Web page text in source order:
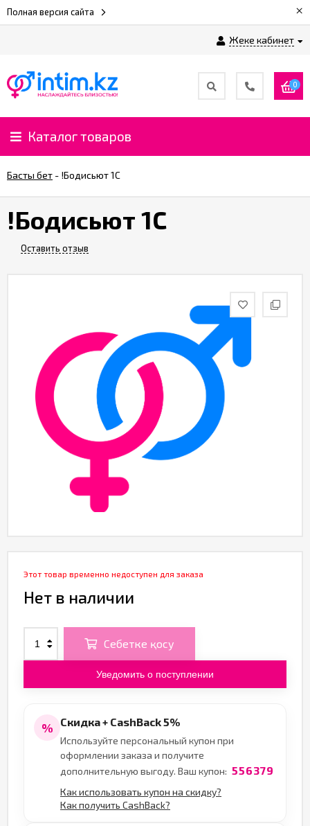
Полная версия сайта ×
Жеке кабинет
0
Каталог товаров
Басты бет - !Бодисьют 1С
!Бодисьют 1С
Оставить отзыв
Этот товар временно недоступен для заказа
Нет в наличии
Себетке қосу
Уведомить о поступлении
% Скидка + CashBack 5%
Используйте персональный купон при
оформлении заказа и получите
дополнительную выгоду. Ваш купон: 556379
Как использовать купон на скидку?
Как получить CashBack?